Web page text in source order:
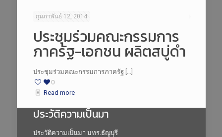
กุมภาพันธ์ 12, 2014
ประชุมร่วมคณะกรรมการ
ภาครัฐ-เอกชน ผลิตสบู่ดำ
ประชุมร่วมคณะกรรมการภาครัฐ […]
0
Read more
ประวัติความเป็นมา
ประวัติความเป็นมา มทร.ธัญบุรี